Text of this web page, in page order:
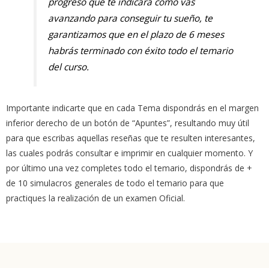
avanzando para conseguir tu sueño, te
garantizamos que en el plazo de 6 meses
habrás terminado con éxito todo el temario
del curso.
Importante indicarte que en cada Tema dispondrás en el margen
inferior derecho de un botón de “Apuntes”, resultando muy útil
para que escribas aquellas reseñas que te resulten interesantes,
las cuales podrás consultar e imprimir en cualquier momento. Y
por último una vez completes todo el temario, dispondrás de +
de 10 simulacros generales de todo el temario para que
practiques la realización de un examen Oficial.